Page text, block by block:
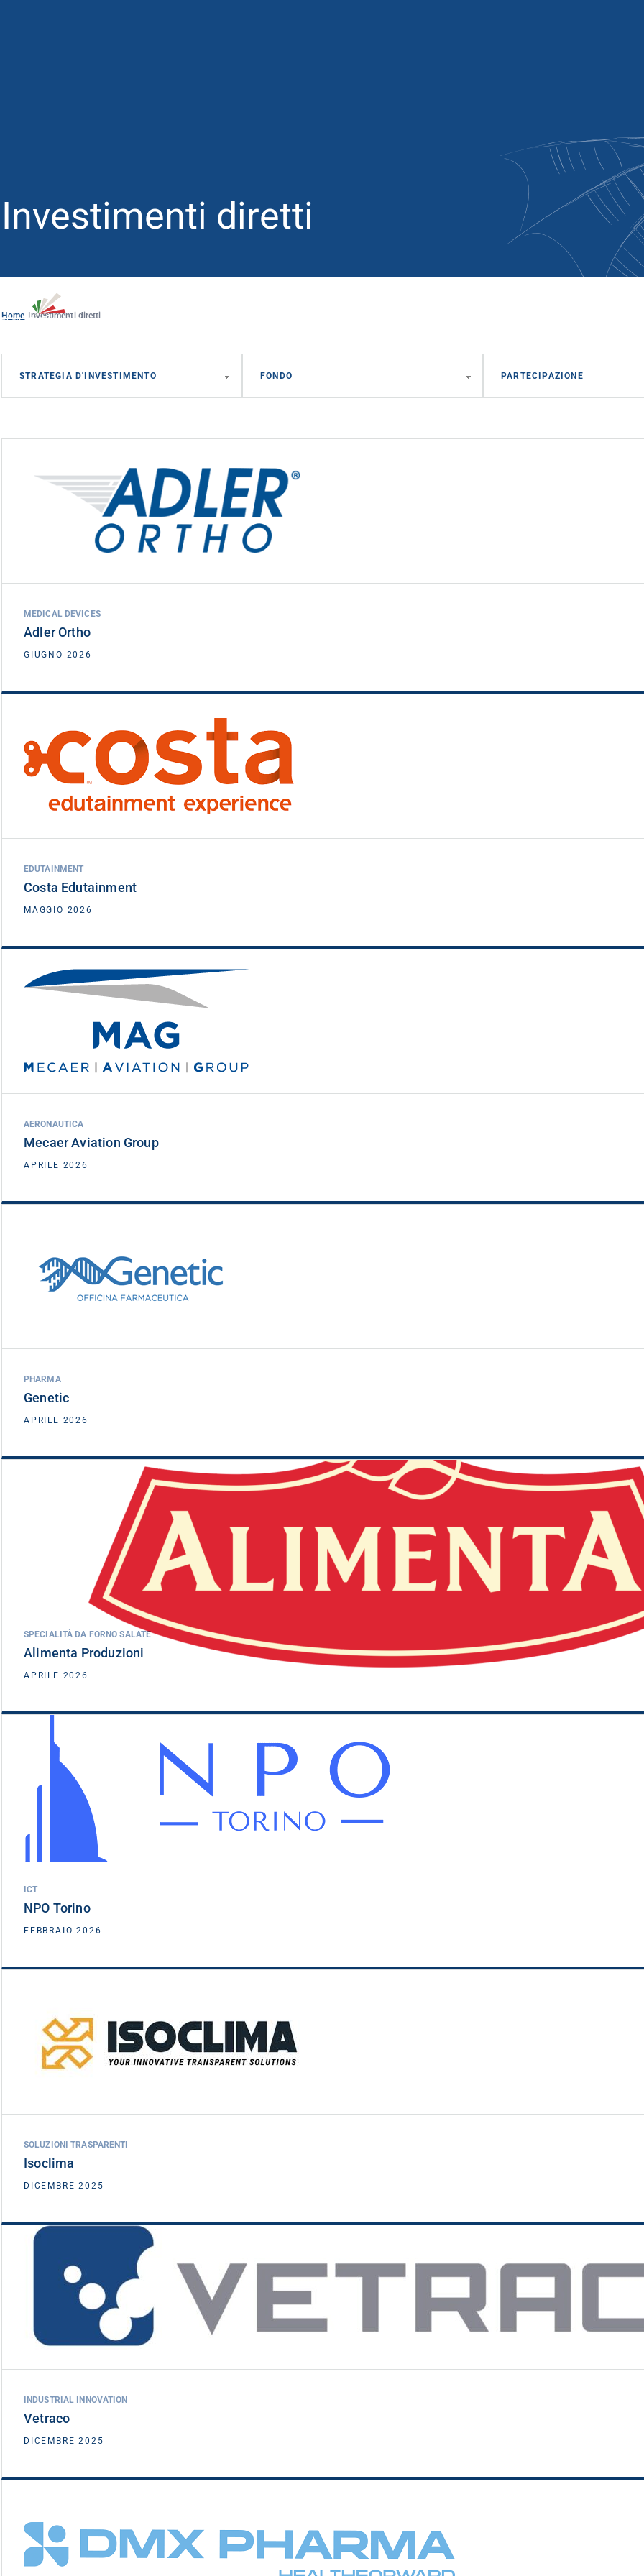
Investimenti diretti
Home Investimenti diretti
Adler Ortho
GIUGNO 2026
MEDICAL DEVICES
DATA INVESTIMENTO
VEDI DETTAGLIO
Costa Edutainment
MAGGIO 2026
EDUTAINMENT
DATA INVESTIMENTO
MAGGIO 2026
VEDI DETTAGLIO
Mecaer Aviation Group
APRILE 2026
AERONAUTICA
Mecaer Aviation Group
VEDI DETTAGLIO
Genetic
APRILE 2026
PHARMA
DATA INVESTIMENTO
APRILE 2026
VEDI DETTAGLIO
Alimenta Produzioni
APRILE 2026
SPECIALITÀ DA FORNO SALATE
Alimenta Produzioni
DATA INVESTIMENTO
VEDI DETTAGLIO
NPO Torino
FEBBRAIO 2026
ICT
NPO Torino
DATA INVESTIMENTO
FEBBRAIO 2026
VEDI DETTAGLIO
Isoclima
DICEMBRE 2025
SOLUZIONI TRASPARENTI
DATA INVESTIMENTO
DICEMBRE 2025
VEDI DETTAGLIO
Vetraco
DICEMBRE 2025
INDUSTRIAL INNOVATION
DATA INVESTIMENTO
DICEMBRE 2025
VEDI DETTAGLIO
DATA INVESTIMENTO
NOVEMBRE 2025